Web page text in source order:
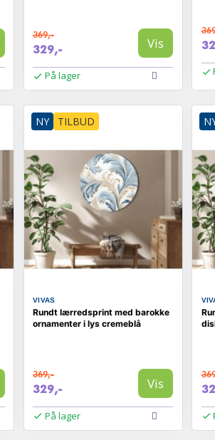
369,-
329,- Vis
På lager
NY TILBUD
VIVAS
Rundt lærredsprint med barokke
ornamenter i lys cremeblå
369,-
329,- Vis
På lager